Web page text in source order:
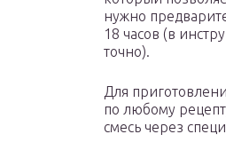
нужно
18 часов (в
точно).
Для
по любому
смесь через